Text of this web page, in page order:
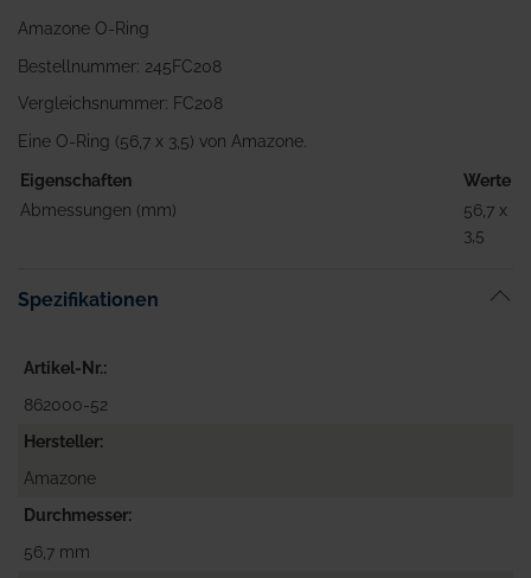
Amazone O-Ring
Bestellnummer: 245FC208
Vergleichsnummer: FC208
Eine O-Ring (56,7 x 3,5) von Amazone.
Eigenschaften
Werte
Abmessungen (mm)
56,7 x
3,5
Spezifikationen
Artikel-Nr.
862000-52
Hersteller
Amazone
Durchmesser
56,7 mm